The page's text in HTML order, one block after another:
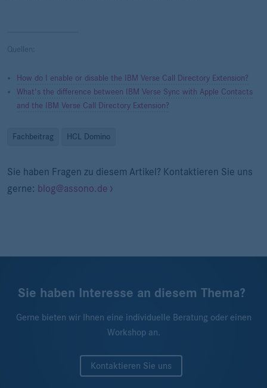
Quellen:
How do I enable or disable the IBM Verse Call Directory Extension?
What's the difference between IBM Verse Sync with Apple Contacts
and the IBM Verse Call Directory Extension?
Fachbeitrag HCL Domino
Sie haben Fragen zu diesem Artikel? Kontaktieren Sie uns
gerne: blog@assono.de
Sie haben Interesse an diesem Thema?
Gerne bieten wir Ihnen eine individuelle Beratung oder einen
Workshop an.
Kontaktieren Sie uns